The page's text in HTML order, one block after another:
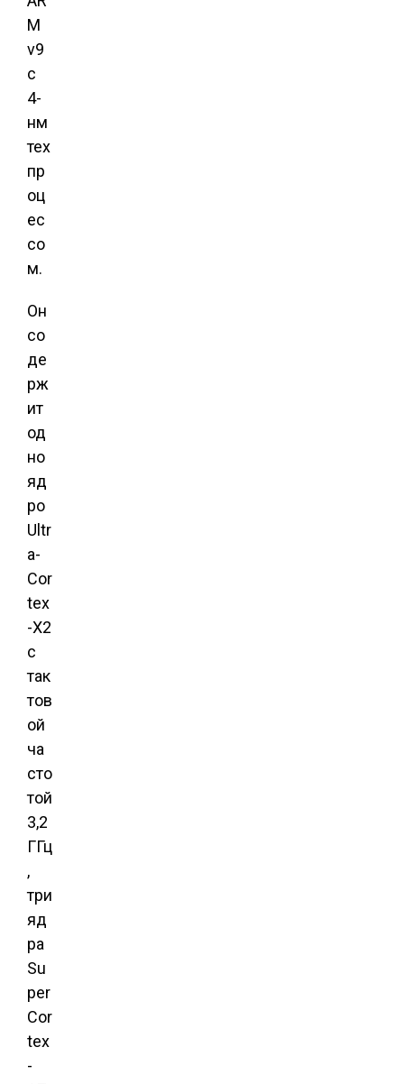
M
v9
с
4-
нм
тех
пр
оц
ес
со
м.
Он
со
де
рж
ит
од
но
яд
ро ​​
Ultr
a-
Cor
tex
-X2
с
так
тов
ой
ча
сто
той
3,2
ГГц
,
три
яд
ра
Su
per
Cor
tex
-